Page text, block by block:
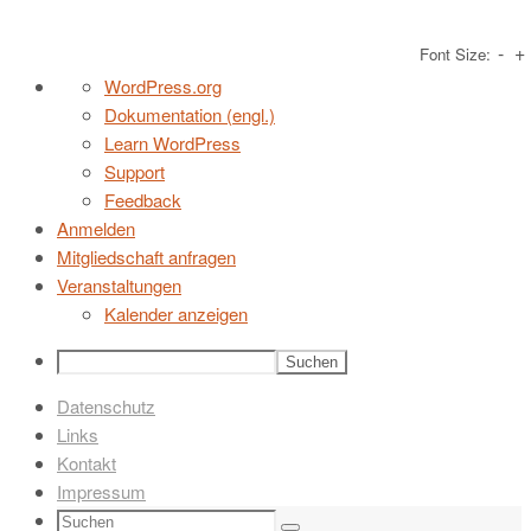
Zum
Über
WordPress
WordPress.org
Dokumentation (engl.)
Learn WordPress
Support
Feedback
Anmelden
Mitgliedschaft anfragen
Veranstaltungen
Kalender anzeigen
Suchen
Datenschutz
Links
Kontakt
Impressum
Suchen
Font Size: - +